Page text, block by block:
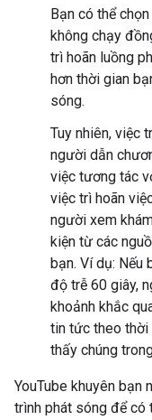
Bạn có thể
không chạy
trì hoãn luồng
hơn thời gian
sóng.
Tuy nhiên, việc
người dẫn
việc tương tác
việc trì hoãn
người xem
kiện từ các
bạn. Ví dụ: Nếu
độ trễ 60 giây,
khoảnh khắc
tin tức theo thời
thấy chúng
YouTube khuyên bạn
trình phát sóng để có